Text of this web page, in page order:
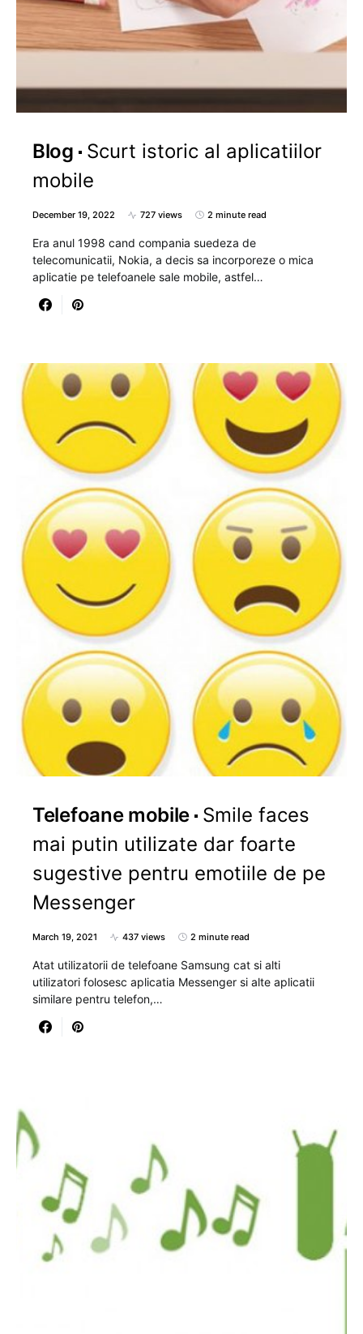
Blog
Scurt istoric al aplicatiilor
mobile
December 19, 2022 727 views 2 minute read
Era anul 1998 cand compania suedeza de
telecomunicatii, Nokia, a decis sa incorporeze o mica
aplicatie pe telefoanele sale mobile, astfel…
Telefoane mobile Smile faces
mai putin utilizate dar foarte
sugestive pentru emotiile de pe
Messenger
March 19, 2021 437 views 2 minute read
Atat utilizatorii de telefoane Samsung cat si alti
utilizatori folosesc aplicatia Messenger si alte aplicatii
similare pentru telefon,…